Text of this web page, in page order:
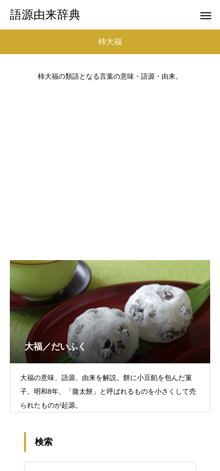
語源由来辞典
柿大福
柿大福の類語となる言葉の意味・語源・由来。
大福／だいふく
大福の意味、語源、由来を解説。餅に小豆餡を包んだ菓
子。明和8年、「腹太餅」と呼ばれるものを小さくして売
られたものが起源。
検索